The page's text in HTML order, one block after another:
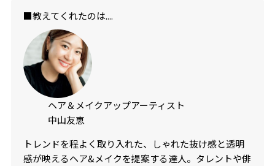
■教えてくれたのは....
ヘア＆メイクアップアーティスト
中山友恵
トレンドを程よく取り入れた、しゃれた抜け感と透明
感が映えるヘア&メイクを提案する達人。タレントや俳